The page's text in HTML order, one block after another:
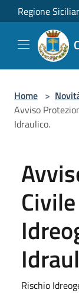
Salta al contenuto
Regione
Home >
Avviso
Idraulico.
Rischio